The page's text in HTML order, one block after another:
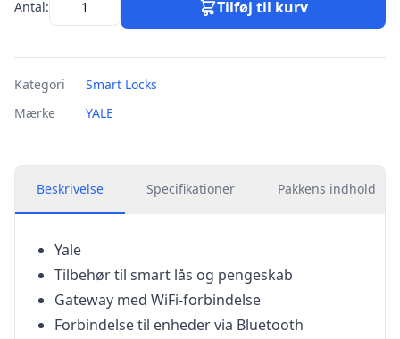
Antal: Tilføj til kurv
Kategori
Smart Locks
Mærke
YALE
Beskrivelse Specifikationer Pakkens indhold
Yale
Tilbehør til smart lås og pengeskab
Gateway med WiFi-forbindelse
Forbindelse til enheder via Bluetooth